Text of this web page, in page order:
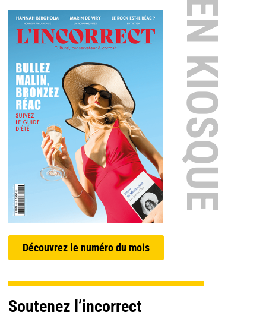
EN KIOSQUE
Découvrez le numéro du mois
Soutenez l’incorrect